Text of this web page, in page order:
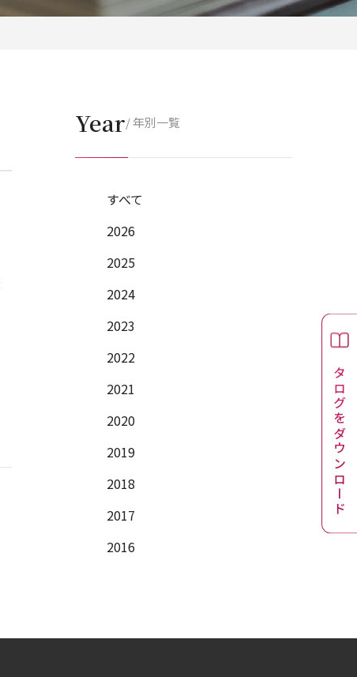
Year/ 年別一覧
すべて
2026
2025
2024
2023
2022
2021
2020
2019
2018
2017
2016
カタログをダウンロード